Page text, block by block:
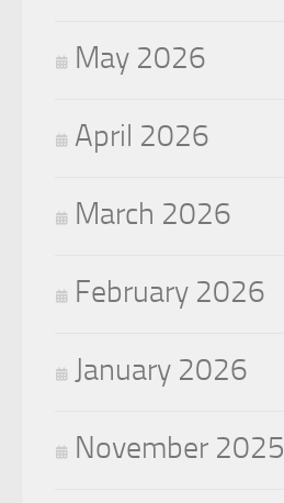
May 2026
April 2026
March 2026
February 2026
January 2026
November 2025